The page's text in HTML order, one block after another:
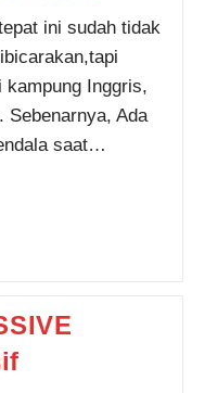
ini sudah tidak
kampung Inggris,
Sebenarnya, Ada
saat…